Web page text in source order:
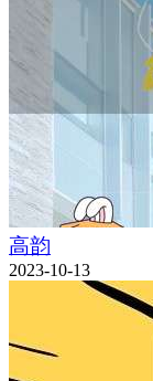
高韵
2023-10-13